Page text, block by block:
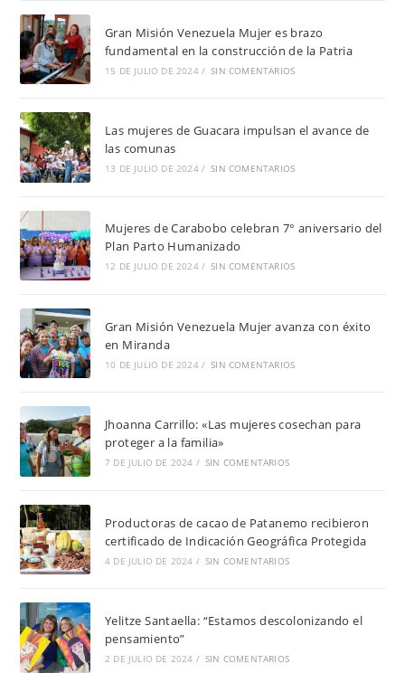
Gran Misión Venezuela Mujer es brazo
fundamental en la construcción de la Patria
15 DE JULIO DE 2024 / SIN COMENTARIOS
Las mujeres de Guacara impulsan el avance de
las comunas
13 DE JULIO DE 2024 / SIN COMENTARIOS
Mujeres de Carabobo celebran 7° aniversario del
Plan Parto Humanizado
12 DE JULIO DE 2024 / SIN COMENTARIOS
Gran Misión Venezuela Mujer avanza con éxito
en Miranda
10 DE JULIO DE 2024 / SIN COMENTARIOS
Jhoanna Carrillo: «Las mujeres cosechan para
proteger a la familia»
7 DE JULIO DE 2024 / SIN COMENTARIOS
Productoras de cacao de Patanemo recibieron
certificado de Indicación Geográfica Protegida
4 DE JULIO DE 2024 / SIN COMENTARIOS
Yelitze Santaella: “Estamos descolonizando el
pensamiento”
2 DE JULIO DE 2024 / SIN COMENTARIOS